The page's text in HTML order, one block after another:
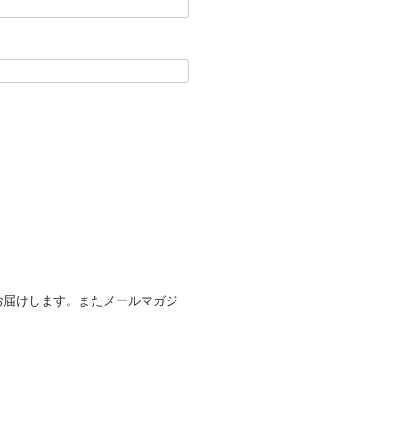
けします。またメールマガジ